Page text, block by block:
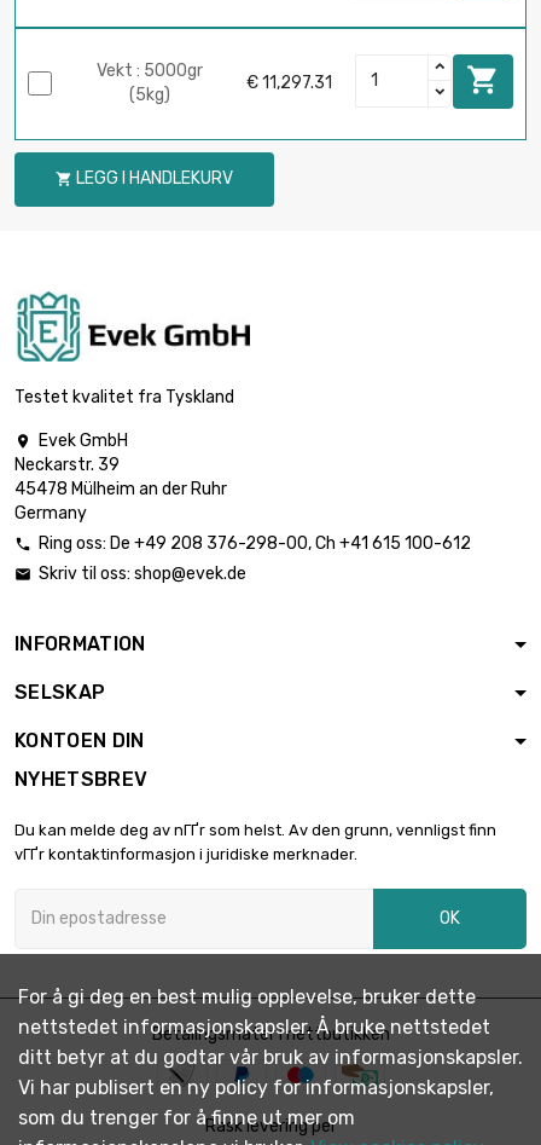
Vekt : 5000gr
(5kg)
€ 11,297.31 
 LEGG I HANDLEKURV
Testet kvalitet fra Tyskland

Evek GmbH
Neckarstr. 39
45478 Mülheim an der Ruhr
Germany
 Ring oss: De +49 208 376-298-00, Ch +41 615 100-612
 Skriv til oss: shop@evek.de
INFORMATION
SELSKAP
KONTOEN DIN
NYHETSBREV
Du kan melde deg av nГҐr som helst. Av den grunn, vennligst finn
vГҐr kontaktinformasjon i juridiske merknader.
OK
Betalingsmåter i nettbutikken
Rask levering per
For å gi deg en best mulig opplevelse, bruker dette
nettstedet informasjonskapsler. Å bruke nettstedet
ditt betyr at du godtar vår bruk av informasjonskapsler.
Vi har publisert en ny policy for informasjonskapsler,
som du trenger for å finne ut mer om